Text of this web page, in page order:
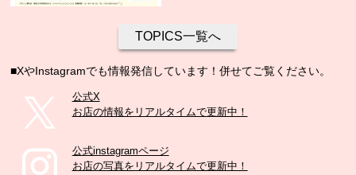
TOPICS一覧へ
■XやInstagramでも情報発信しています！併せてご覧ください。
公式X
お店の情報をリアルタイムで更新中！
公式instagramページ
お店の写真をリアルタイムで更新中！